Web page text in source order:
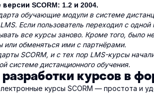
SCORM: 1.2 и 2004.
обучающие модули в системе
Если пользователь переходил с
все курсы заново. Кроме того, было
или обменяться ими с партнёрами.
SCORM, и с тех пор LMS-курсы
системе дистанционного обучения.
курсов в
курсы SCORM — простота и